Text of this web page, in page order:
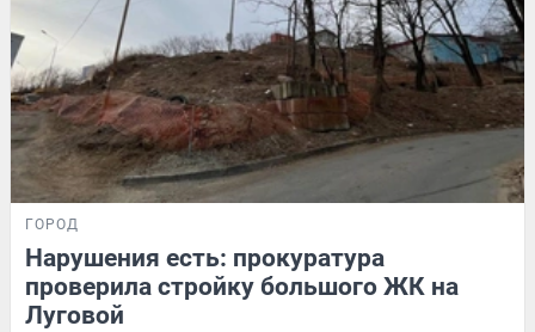
ГОРОД
Нарушения есть: прокуратура
проверила стройку большого ЖК на
Луговой